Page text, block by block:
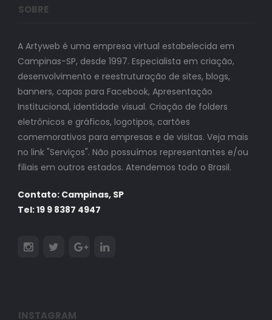
SOBRE
A Artyweb é uma empresa virtual estabelecida em
Campinas-SP, desde 1997. Especialista em criação,
desenvolvimento e reestruturação de sites, blogs,
banners, capas para Facebook, Apresentação
Institucional, identidade visual. Criação de folders
eletrônicos e gráficos, logotipos, cartões
comemorativos para empresas e de visitas. Veja mais
no link "Serviços". Não possuímos representantes e/ou
filiais em outros estados. Atendemos todo o Brasil.
Contato: Campinas, SP
Tel: 19 9 8387 4947
INSTAGRAM